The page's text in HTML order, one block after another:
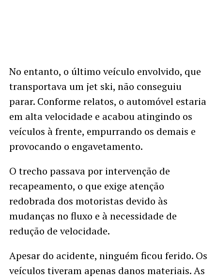
No entanto, o último veículo envolvido, que
transportava um jet ski, não conseguiu
parar. Conforme relatos, o automóvel estaria
em alta velocidade e acabou atingindo os
veículos à frente, empurrando os demais e
provocando o engavetamento.
O trecho passava por intervenção de
recapeamento, o que exige atenção
redobrada dos motoristas devido às
mudanças no fluxo e à necessidade de
redução de velocidade.
Apesar do acidente, ninguém ficou ferido. Os
veículos tiveram apenas danos materiais. As